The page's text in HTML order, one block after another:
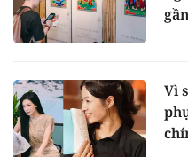
Vì